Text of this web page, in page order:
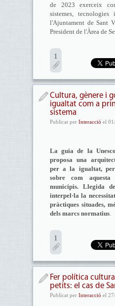
de 2023 exerceix
sistemes,
l'Ajuntament de Sant
President de l'Àrea de
1
Cultura, gènere i
igualtat com a
sistema
Publicat per Interacció el
La guia de la
proposa una
per a la igualtat,
sobre com
municipis. Llegida
interpel·la la
pràctiques situades,
dels marcs normatius.
1
Fer política
petits: el cas de
Publicat per Interacció el